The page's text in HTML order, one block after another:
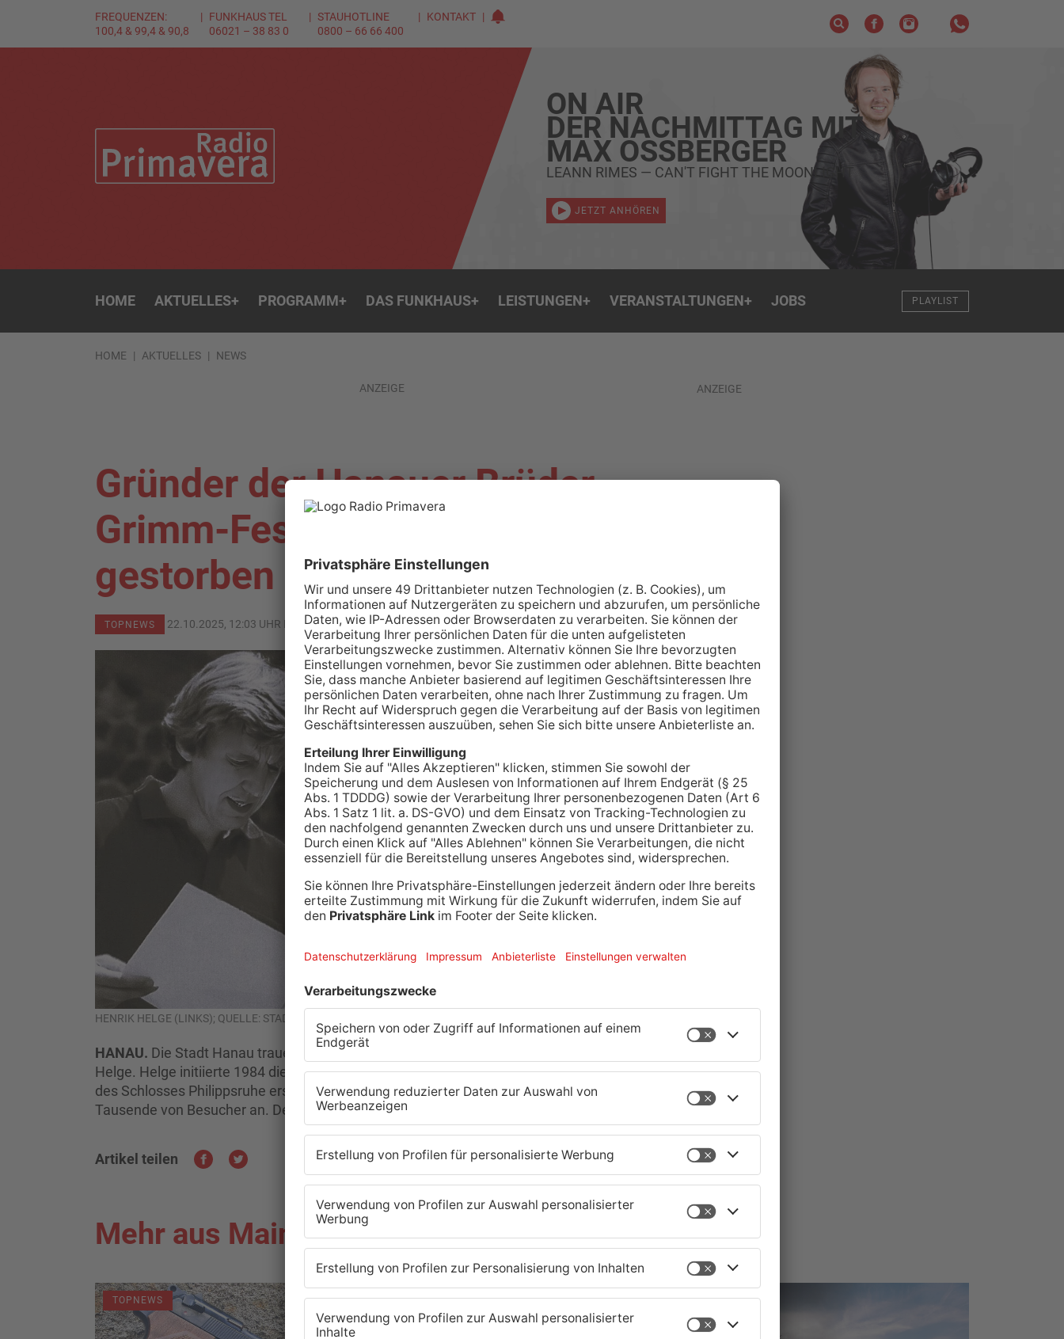
FREQUENZEN:
100,4 & 99,4 & 90,8
FUNKHAUS TEL
06021 – 38 83 0
STAUHOTLINE
0800 – 66 66 400
KONTAKT
ON AIR
DER NACHMITTAG MIT
MAX OSSBERGER
LEANN RIMES — CAN'T FIGHT THE MOONLIGHT
JETZT ANHÖREN
HOME AKTUELLES+ PROGRAMM+ DAS FUNKHAUS+ LEISTUNGEN+ VERANSTALTUNGEN+ JOBS PLAYLIST
HOME AKTUELLES NEWS
ANZEIGE
Gründer der Hanauer Brüder-
Grimm-Festspiele (†78)
gestorben
TOPNEWS 22.10.2025, 12:03 UHR IN MAIN-KINZIG-KREIS
HENRIK HELGE (LINKS); QUELLE: STADT HANAU
HANAU. Die Stadt Hanau trauert um den Gründer der Brüder-Grimm-Festspiele Henrik
Helge. Helge initiierte 1984 die Märchenfestspiele – nur ein Jahr später wurden sie im Park
des Schlosses Philippsruhe erstmalig aufgeführt. Bis heute ziehen die Festspiele jedes Jahr
Tausende von Besucher an. Der Schauspieler, Regisseur und Autor wurde 78 Jahre alt.
Artikel teilen
ANZEIGE
Mehr aus Main-Kinzig-Kreis
TOPNEWS